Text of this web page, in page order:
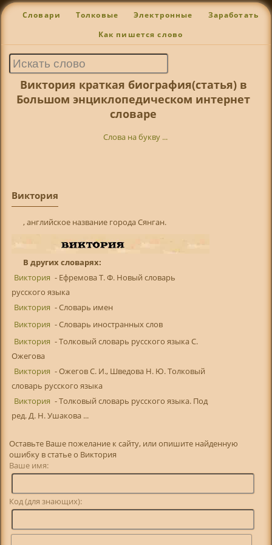
Словари Толковые Электронные Заработать
Как пишется слово
Виктория краткая биография(статья) в
Большом энциклопедическом интернет
словаре
Слова на букву ...
Виктория
, английское название города Сянган.
В других словарях:
Виктория - Ефремова Т. Ф. Новый словарь
русского языка
Виктория - Словарь имен
Виктория - Словарь иностранных слов
Виктория - Толковый словарь русского языка С.
Ожегова
Виктория - Ожегов С. И., Шведова Н. Ю. Толковый
словарь русского языка
Виктория - Толковый словарь русского языка. Под
ред. Д. Н. Ушакова ...
Оставьте Ваше пожелание к сайту, или опишите найденную
ошибку в статье о Виктория
Ваше имя:
Код (для знающих):